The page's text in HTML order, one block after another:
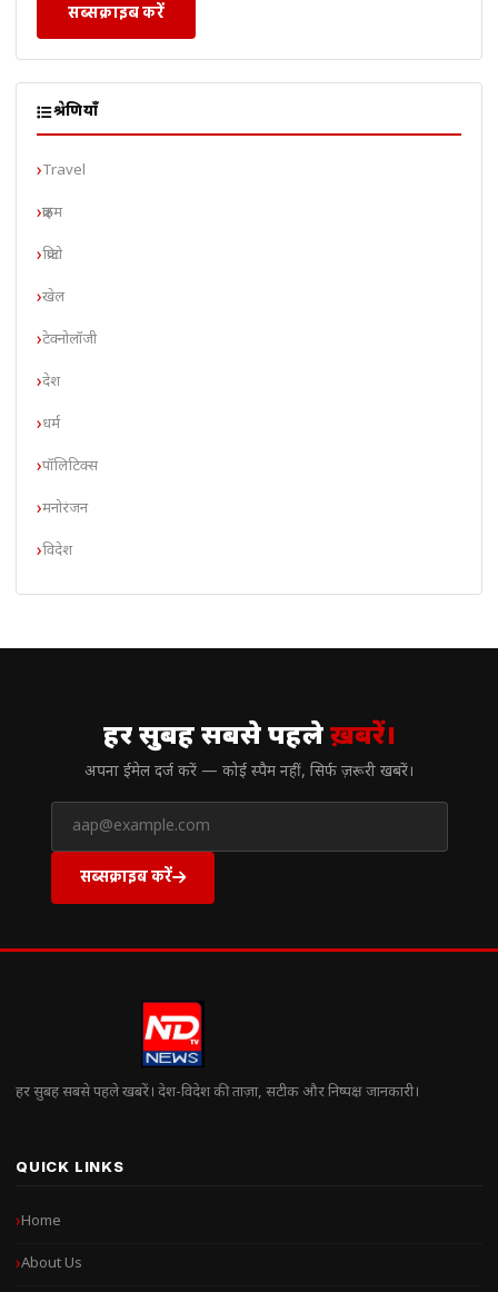
सब्सक्राइब करें
श्रेणियाँ
Travel
क्राइम
क्रिप्टो
खेल
टेक्नोलॉजी
देश
धर्म
पॉलिटिक्स
मनोरंजन
विदेश
हर सुबह सबसे पहलेख़बरें।
अपना ईमेल दर्ज करें — कोई स्पैम नहीं, सिर्फ ज़रूरी खबरें।
सब्सक्राइब करें
हर सुबह सबसे पहले खबरें। देश-विदेश की ताज़ा, सटीक और निष्पक्ष जानकारी।
QUICK LINKS
Home
About Us